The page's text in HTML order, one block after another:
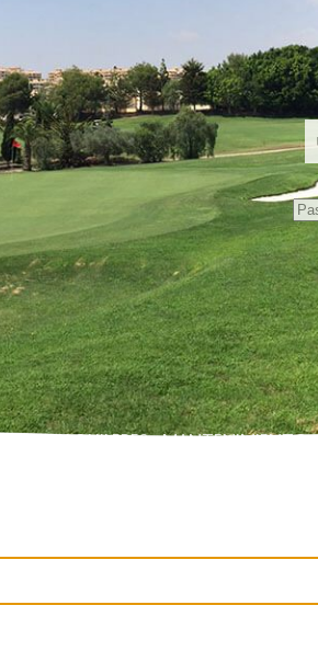
ALQUILERES MANTENIMIENTO